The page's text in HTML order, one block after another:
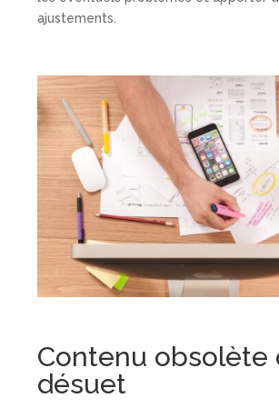
ajustements.
Contenu obsolète
désuet